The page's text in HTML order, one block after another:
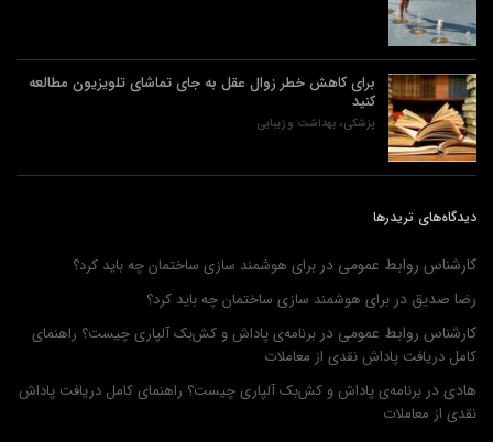
برای کاهش خطر زوال عقل به جای تماشای تلویزیون مطالعه
کنید
پزشکی، بهداشت و زیبایی
دیدگاه‌های تریدرها
کارشناس روابط عمومی در برای هوشمند سازی ساختمان چه باید کرد؟
رضا صدیق در برای هوشمند سازی ساختمان چه باید کرد؟
کارشناس روابط عمومی در برنامه‌ی پاداش و کش‌بک آلپاری چیست؟ راهنمای
کامل دریافت پاداش نقدی از معاملات
هادی در برنامه‌ی پاداش و کش‌بک آلپاری چیست؟ راهنمای کامل دریافت پاداش
نقدی از معاملات